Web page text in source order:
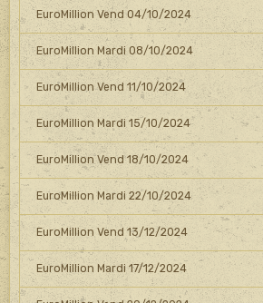
EuroMillion Vend 04/10/2024
EuroMillion Mardi 08/10/2024
EuroMillion Vend 11/10/2024
EuroMillion Mardi 15/10/2024
EuroMillion Vend 18/10/2024
EuroMillion Mardi 22/10/2024
EuroMillion Vend 13/12/2024
EuroMillion Mardi 17/12/2024